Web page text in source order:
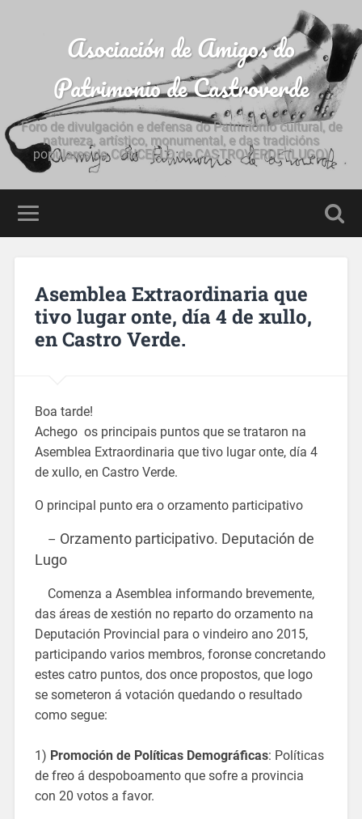
Asociación de Amigos do
Patrimonio de Castroverde
Foro de divulgación e defensa do Patrimonio cultural, de
natureza, artístico, monumental, e das tradicións
populares do CONCELLO de CASTROVERDE (LUGO)
Asemblea Extraordinaria que
tivo lugar onte, día 4 de xullo,
en Castro Verde.
Boa tarde!
Achego os principais puntos que se trataron na
Asemblea Extraordinaria que tivo lugar onte, día 4
de xullo, en Castro Verde.
O principal punto era o orzamento participativo
– Orzamento participativo. Deputación de
Lugo
Comenza a Asemblea informando brevemente,
das áreas de xestión no reparto do orzamento na
Deputación Provincial para o vindeiro ano 2015,
participando varios membros, foronse concretando
estes catro puntos, dos once propostos, que logo
se someteron á votación quedando o resultado
como segue:
1) Promoción de Políticas Demográficas: Políticas
de freo á despoboamento que sofre a provincia
con 20 votos a favor.